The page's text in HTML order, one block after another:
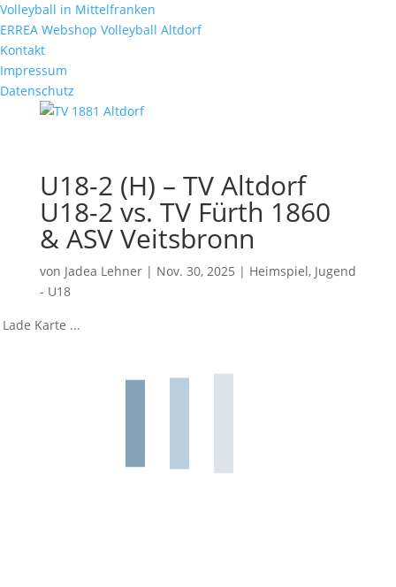
Volleyball in Mittelfranken
ERREA Webshop Volleyball Altdorf
Kontakt
Impressum
Datenschutz
U18-2 (H) – TV Altdorf
U18-2 vs. TV Fürth 1860
& ASV Veitsbronn
von Jadea Lehner| Nov. 30, 2025 | Heimspiel, Jugend
- U18
Lade Karte ...